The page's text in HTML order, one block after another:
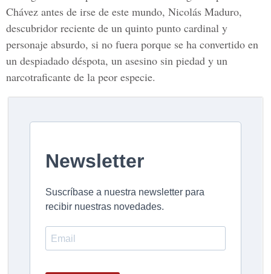
Chávez antes de irse de este mundo, Nicolás Maduro,
descubridor reciente de un quinto punto cardinal y
personaje absurdo, si no fuera porque se ha convertido en
un despiadado déspota, un asesino sin piedad y un
narcotraficante de la peor especie.